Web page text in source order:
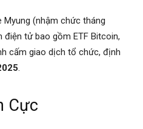
(nhậm chức tháng
tử bao gồm ETF Bitcoin,
cấm giao dịch tổ chức, định
.
Cực